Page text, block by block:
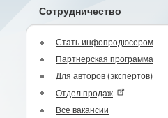
Сотрудничество
Стать инфопродюсером
Партнерская программа
Для авторов (экспертов)
Отдел продаж
Все вакансии